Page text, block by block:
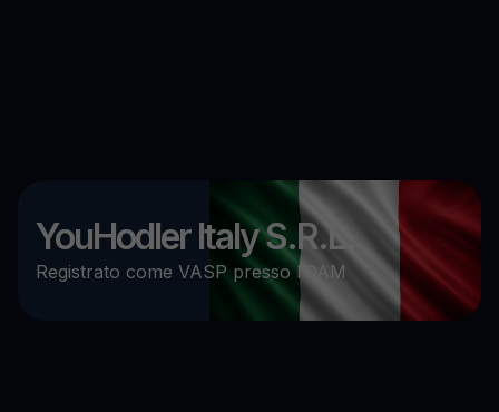
YouHodler Italy S.R.L.
Registrato come VASP presso l’OAM